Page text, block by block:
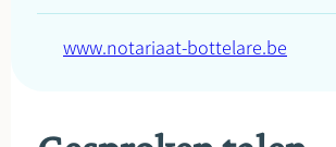
www.notariaat-bottelare.be